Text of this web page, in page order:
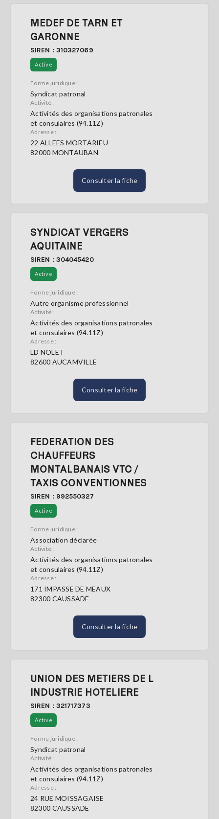
MEDEF DE TARN ET
GARONNE
SIREN : 310327069
Active
Forme juridique :
Syndicat patronal
Activité :
Activités des organisations patronales
et consulaires (94.11Z)
Adresse :
22 ALLEES MORTARIEU
82000 MONTAUBAN
Consulter la fiche
SYNDICAT VERGERS
AQUITAINE
SIREN : 304045420
Active
Forme juridique :
Autre organisme professionnel
Activité :
Activités des organisations patronales
et consulaires (94.11Z)
Adresse :
LD NOLET
82600 AUCAMVILLE
Consulter la fiche
FEDERATION DES
CHAUFFEURS
MONTALBANAIS VTC /
TAXIS CONVENTIONNES
SIREN : 992550327
Active
Forme juridique :
Association déclarée
Activité :
Activités des organisations patronales
et consulaires (94.11Z)
Adresse :
171 IMPASSE DE MEAUX
82300 CAUSSADE
Consulter la fiche
UNION DES METIERS DE L
INDUSTRIE HOTELIERE
SIREN : 321717373
Active
Forme juridique :
Syndicat patronal
Activité :
Activités des organisations patronales
et consulaires (94.11Z)
Adresse :
24 RUE MOISSAGAISE
82300 CAUSSADE